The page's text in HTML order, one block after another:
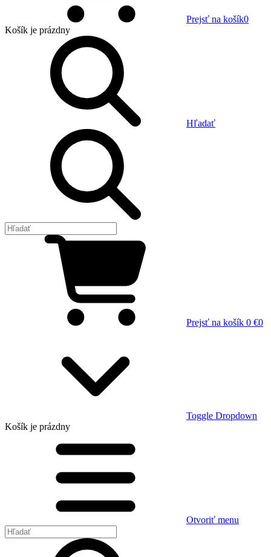
Prejsť na košík0
Košík je prázdny
Hľadať
Prejsť na košík 0 €0
Toggle Dropdown
Košík je prázdny
Otvoriť menu